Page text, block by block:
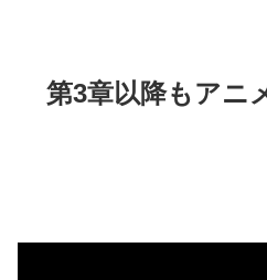
第3章以降もアニ